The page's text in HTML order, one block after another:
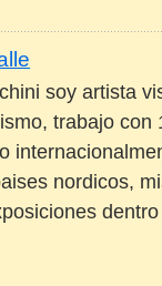
soy artista
trabajo con
nordicos,